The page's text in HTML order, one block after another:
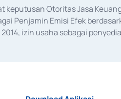
Otoritas Jasa
Penjamin Emisi Efek
izin usaha sebagai